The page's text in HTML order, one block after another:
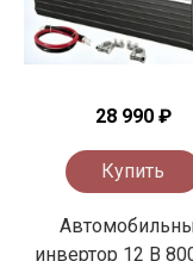
28 990 ₽
Купить
инвертор 12 В